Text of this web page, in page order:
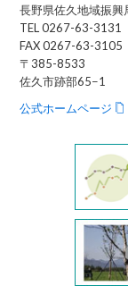
長野県佐久地域振興
TEL 0267-63-3131
FAX 0267-63-3105
〒385-8533
佐久市跡部65−1
公式ホームページ